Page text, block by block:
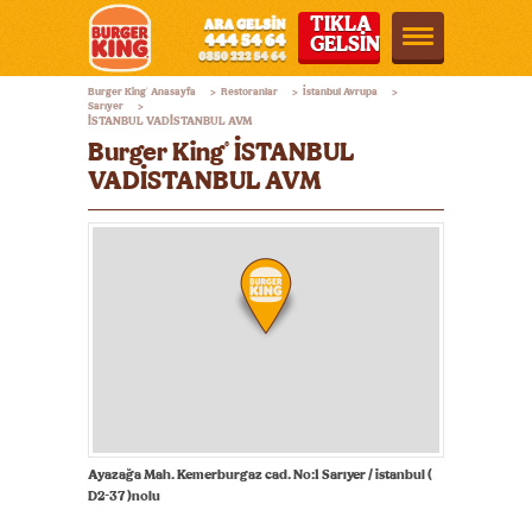
Burger
King®
TIKLA
GELSİN
Burger King® Anasayfa > Restoranlar > İstanbul Avrupa
>
Sarıyer
>
İSTANBUL VADİSTANBUL AVM
Burger King® İSTANBUL
VADİSTANBUL AVM
Ayazağa Mah. Kemerburgaz cad. No:1 Sarıyer / istanbul (
D2-37 )nolu